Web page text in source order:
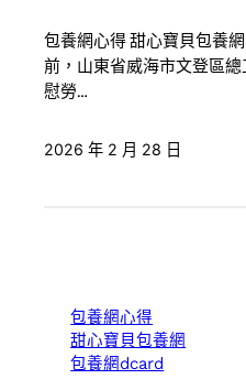
包養網心得 甜心寶貝包養
前，山東省威海市文登區
慰勞…
2026 年 2 月 28 日
包養網心得
甜心寶貝包養網
包養網dcard